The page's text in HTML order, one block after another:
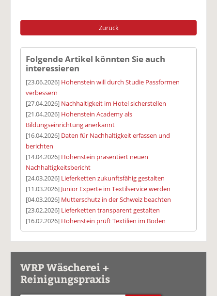
Zurück
Folgende Artikel könnten Sie auch
interessieren
[23.06.2026] Hohenstein will durch Studie Passformen
verbessern
[27.04.2026] Nachhaltigkeit im Hotel sicherstellen
[21.04.2026] Hohenstein Academy als
Bildungseinrichtung anerkannt
[16.04.2026] Daten für Nachhaltigkeit erfassen und
berichten
[14.04.2026] Hohenstein präsentiert neuen
Nachhaltigkeitsbericht
[24.03.2026] Lieferketten zukunftsfähig gestalten
[11.03.2026] Junior Experte im Textilservice werden
[04.03.2026] Mutterschutz in der Schweiz beachten
[23.02.2026] Lieferketten transparent gestalten
[16.02.2026] Hohenstein prüft Textilien im Boden
WRP Wäscherei +
Reinigungspraxis